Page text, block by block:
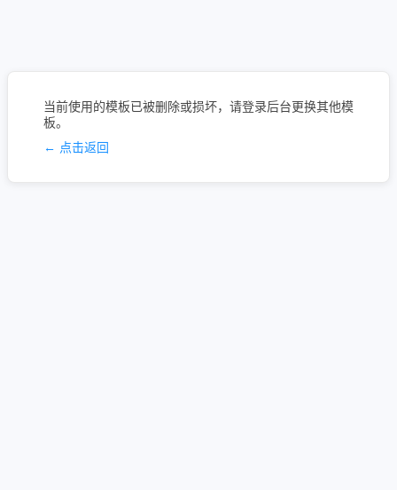
当前使用的模板已被删除或损坏，请登录后台更换其他模
板。
← 点击返回